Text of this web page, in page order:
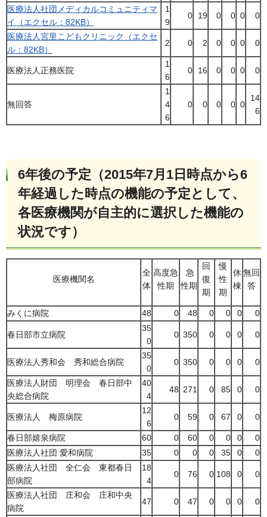
医療法人社団メディカルコミュニティマ
イ（エクセル：82KB）
1
9
0 19 0 0 0 0
医療法人宮里こどもクリニック（エクセ
ル：82KB）
2 0 2 0 0 0 0
医療法人正務医院
1
6
0 16 0 0 0 0
無回答
1
4
6
0 0 0 0 0
14
6
6年後の予定（2015年7月1日時点から6
年経過した時点の機能の予定として、
各医療機関が自主的に選択した機能の
状況です）
医療機関名
全
体
高度急
性期
急
性期
回
復
期
慢
性
期
休
棟
無回
答
みくに病院 48 0 48 0 0 0 0
春日部市立病院
35
0
0 350 0 0 0 0
医療法人秀和会 秀和総合病院
35
0
0 350 0 0 0 0
医療法人財団 明理会 春日部中
央総合病院
40
4
48 271 0 85 0 0
医療法人 梅原病院
12
6
0 59 0 67 0 0
春日部嬉泉病院 60 0 60 0 0 0
0
医療法人社団 愛和病院
35 0 0 0 35 0
0
医療法人社団 全仁会 東都春日
部病院
18
4
0 76 0 108 0 0
医療法人社団 庄和会 庄和中央
病院
47 0 47 0 0 0 0